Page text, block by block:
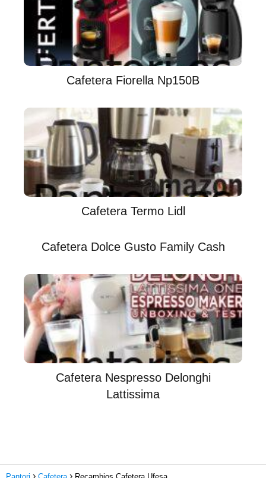
Cafetera Fiorella Np150B
Cafetera Termo Lidl
Cafetera Dolce Gusto Family Cash
Cafetera Nespresso Delonghi
Lattissima